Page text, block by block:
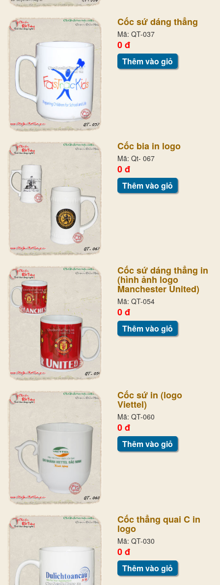
Cốc sứ dáng thẳng
Mã: QT-037
0 đ
Thêm vào giỏ
Cốc bia in logo
Mã: Qt- 067
0 đ
Thêm vào giỏ
Cốc sứ dáng thẳng in
(hình ảnh logo
Manchester United)
Mã: QT-054
0 đ
Thêm vào giỏ
Cốc sứ in (logo
Viettel)
Mã: QT-060
0 đ
Thêm vào giỏ
Cốc thẳng quai C in
logo
Mã: QT-030
0 đ
Thêm vào giỏ